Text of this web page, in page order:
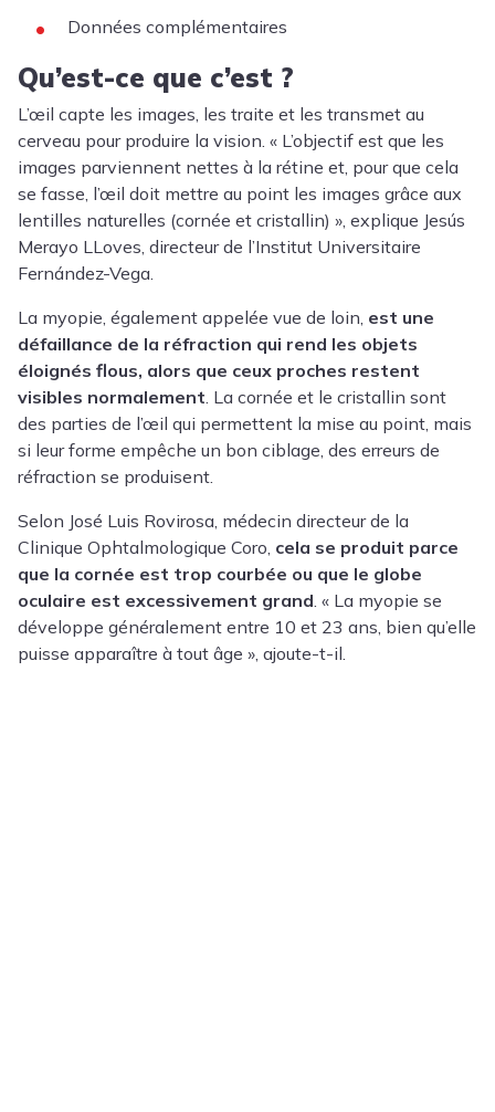
Données complémentaires
Qu’est-ce que c’est ?
L’œil capte les images, les traite et les transmet au
cerveau pour produire la vision. « L’objectif est que les
images parviennent nettes à la rétine et, pour que cela
se fasse, l’œil doit mettre au point les images grâce aux
lentilles naturelles (cornée et cristallin) », explique Jesús
Merayo LLoves, directeur de l’Institut Universitaire
Fernández-Vega.
La myopie, également appelée vue de loin, est une
défaillance de la réfraction qui rend les objets
éloignés flous, alors que ceux proches restent
visibles normalement . La cornée et le cristallin sont
des parties de l’œil qui permettent la mise au point, mais
si leur forme empêche un bon ciblage, des erreurs de
réfraction se produisent.
Selon José Luis Rovirosa, médecin directeur de la
Clinique Ophtalmologique Coro, cela se produit parce
que la cornée est trop courbée ou que le globe
oculaire est excessivement grand . « La myopie se
développe généralement entre 10 et 23 ans, bien qu’elle
puisse apparaître à tout âge », ajoute-t-il.